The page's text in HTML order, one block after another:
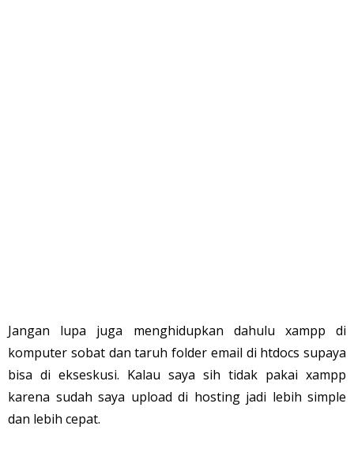
Jangan lupa juga menghidupkan dahulu xampp di
komputer sobat dan taruh folder email di htdocs supaya
bisa di ekseskusi. Kalau saya sih tidak pakai xampp
karena sudah saya upload di hosting jadi lebih simple
dan lebih cepat.